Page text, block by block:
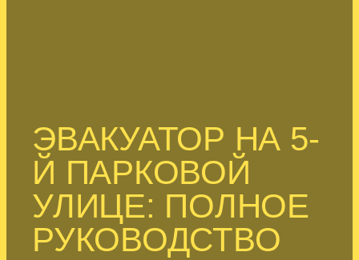
ЭВАКУАТОР НА 5-
Й ПАРКОВОЙ
УЛИЦЕ: ПОЛНОЕ
РУКОВОДСТВО